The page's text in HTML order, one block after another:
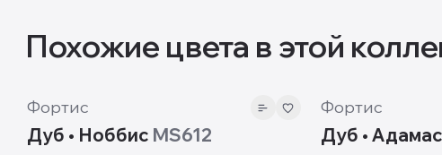
Похожие цвета в этой
12 мм
Фортис
Дуб • Ноббис MS612
12 мм
Фортис
Дуб • Адамас